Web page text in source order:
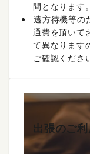
間となります。
遠方待機等の
通費を頂いて
て異なります
ご確認くださ
出張のご利